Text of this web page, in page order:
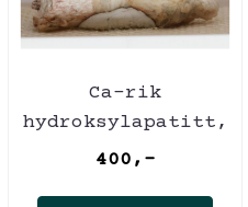
Ca-rik
hydroksylapatitt,
David Mosiah-
400,-